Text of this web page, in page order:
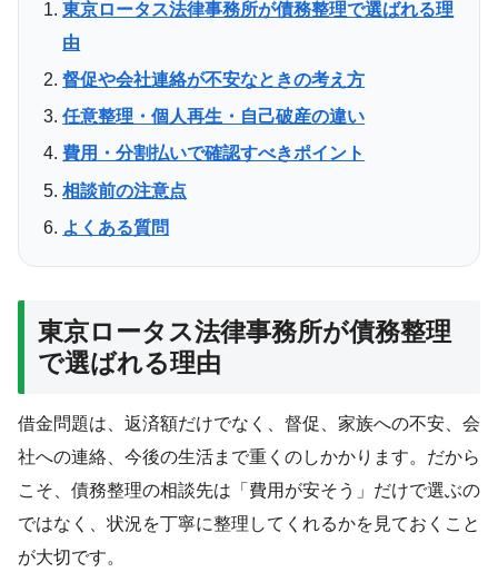
東京ロータス法律事務所が債務整理で選ばれる理
由
督促や会社連絡が不安なときの考え方
任意整理・個人再生・自己破産の違い
費用・分割払いで確認すべきポイント
相談前の注意点
よくある質問
東京ロータス法律事務所が債務整理
で選ばれる理由
借金問題は、返済額だけでなく、督促、家族への不安、会
社への連絡、今後の生活まで重くのしかかります。だから
こそ、債務整理の相談先は「費用が安そう」だけで選ぶの
ではなく、状況を丁寧に整理してくれるかを見ておくこと
が大切です。